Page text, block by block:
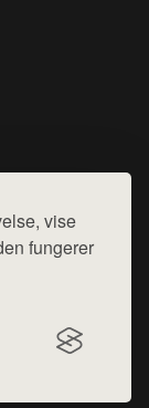
vise
fungerer
til de shops,